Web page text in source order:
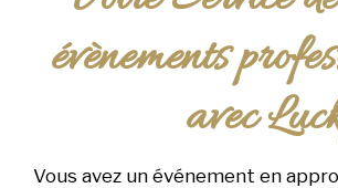
évènements
avec
Vous avez un événement en